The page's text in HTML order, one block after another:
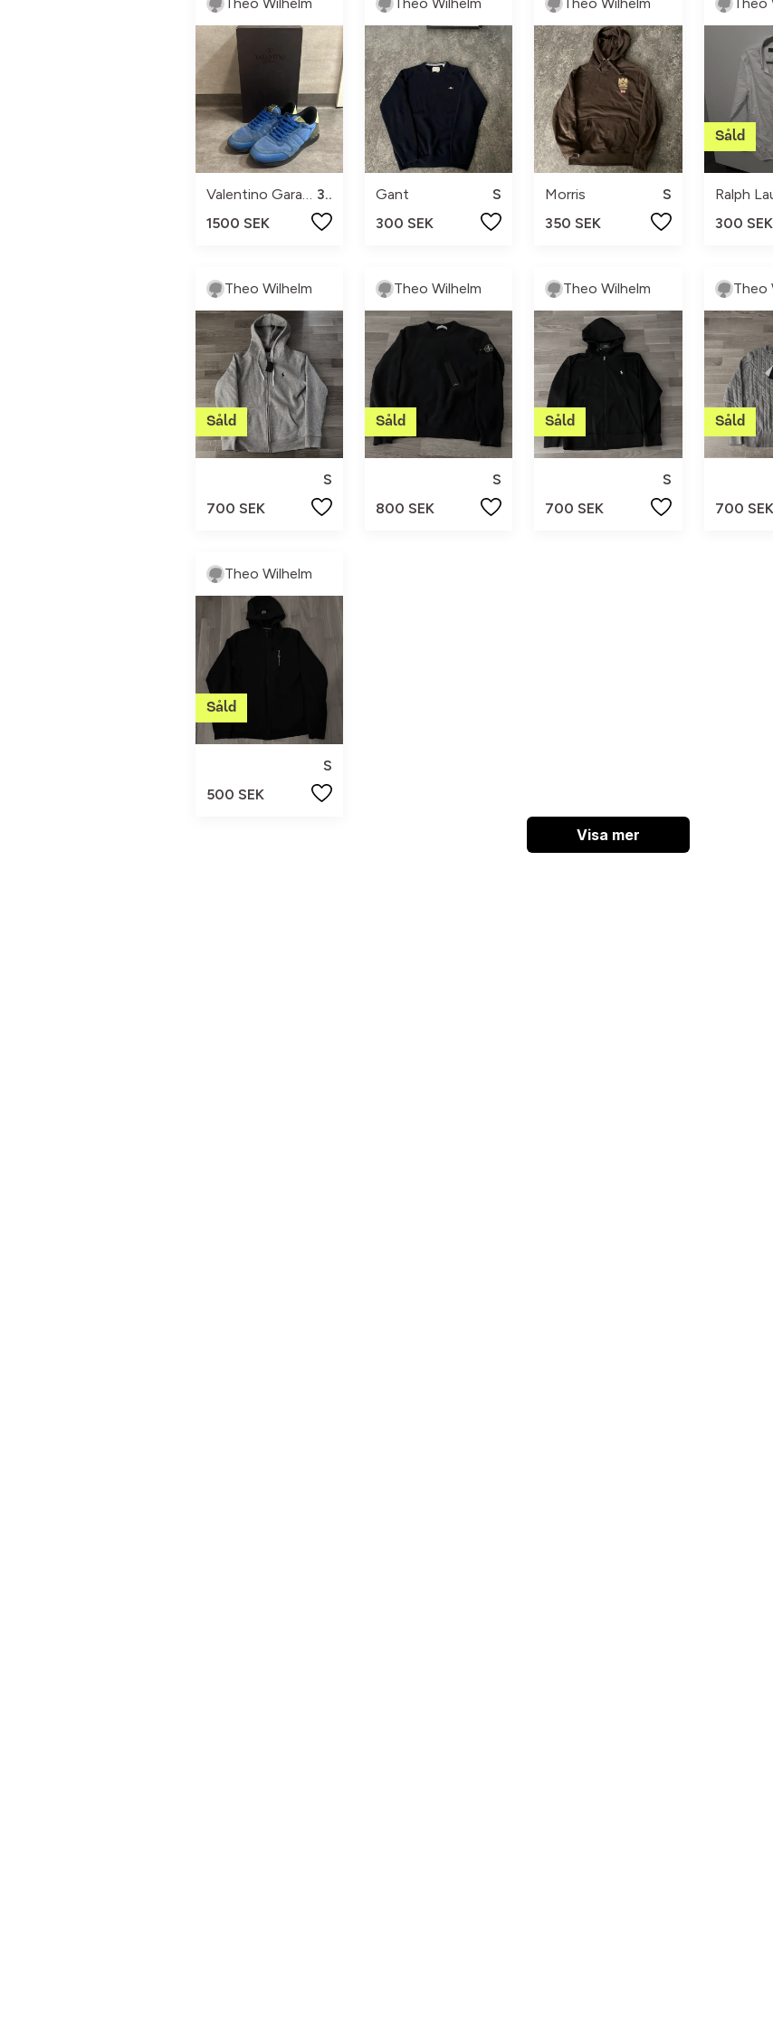
Valentino Garavani
39
1500 SEK
Gant
S
300 SEK
Morris
S
350 SEK
Ralph
300 SEK
Theo Wilhelm
S
700 SEK
Theo Wilhelm
S
800 SEK
Theo Wilhelm
S
700 SEK
Theo
700 SEK
Theo Wilhelm
S
500 SEK
Visa mer